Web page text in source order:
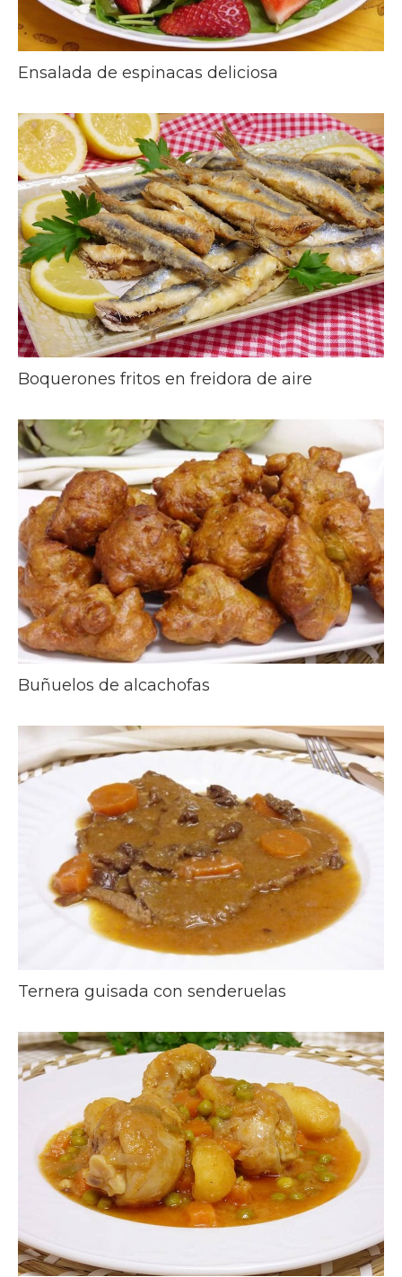
Ensalada de espinacas deliciosa
Boquerones fritos en freidora de aire
Buñuelos de alcachofas
Ternera guisada con senderuelas